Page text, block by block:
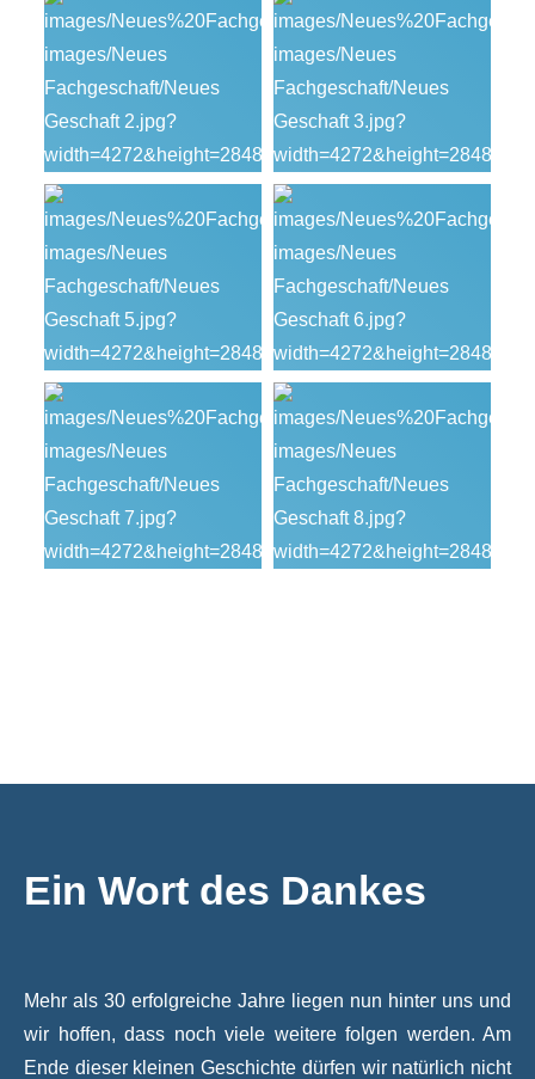
Ein Wort des Dankes
Mehr als 30 erfolgreiche Jahre liegen nun hinter uns und
wir hoffen, dass noch viele weitere folgen werden. Am
Ende dieser kleinen Geschichte dürfen wir natürlich nicht